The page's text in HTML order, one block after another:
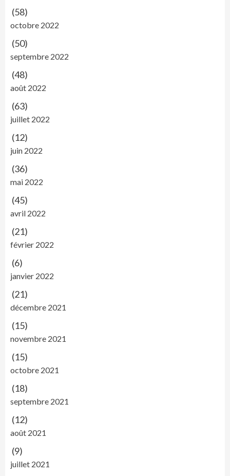
(58)
octobre 2022
(50)
septembre 2022
(48)
août 2022
(63)
juillet 2022
(12)
juin 2022
(36)
mai 2022
(45)
avril 2022
(21)
février 2022
(6)
janvier 2022
(21)
décembre 2021
(15)
novembre 2021
(15)
octobre 2021
(18)
septembre 2021
(12)
août 2021
(9)
juillet 2021